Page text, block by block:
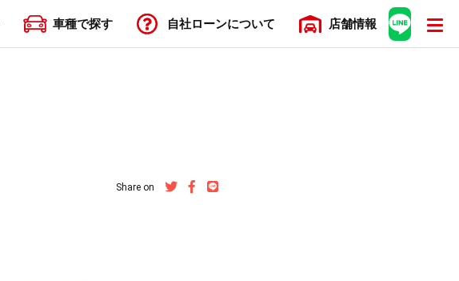
車種で探す 自社ローンについて 店舗情報
Share on